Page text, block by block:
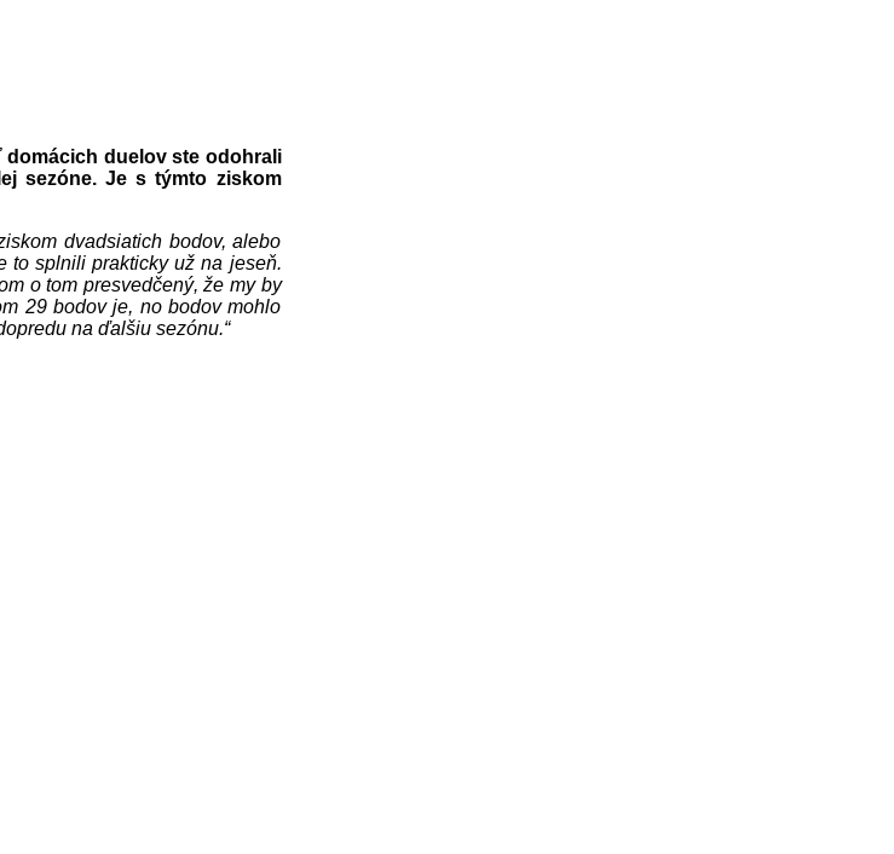
domácich duelov ste odohrali
sezóne. Je s týmto ziskom
dvadsiatich bodov, alebo
to splnili prakticky už na jeseň.
o tom presvedčený, že my by
29 bodov je, no bodov mohlo
na ďalšiu sezónu.“